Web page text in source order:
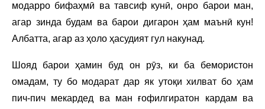
модарро бифаҳмӣ ва тавсиф кунӣ, онро барои ман,
агар зинда будам ва барои дигарон ҳам маънӣ кун!
Албатта, агар аз ҳоло ҳасудият гул накунад.
Шояд барои ҳамин буд он рӯз, ки ба бемористон
омадам, ту бо модарат дар як утоқи хилват бо ҳам
пич-пич мекардед ва ман ғофилгиратон кардам ва